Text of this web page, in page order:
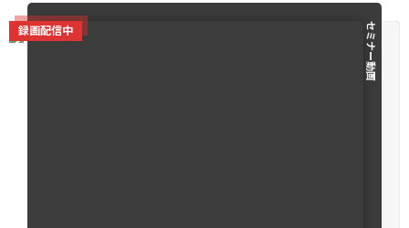
セミナー動画
録画配信中